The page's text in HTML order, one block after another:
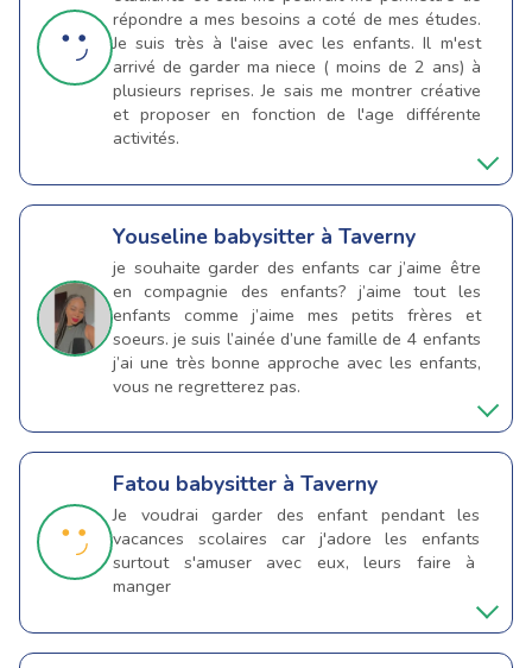
répondre a mes besoins a coté de mes études.
Je suis très à l'aise avec les enfants. Il m'est
arrivé de garder ma niece ( moins de 2 ans) à
plusieurs reprises. Je sais me montrer créative
et proposer en fonction de l'age différente
activités.
Youseline babysitter à Taverny
je souhaite garder des enfants car j’aime être
en compagnie des enfants? j’aime tout les
enfants comme j’aime mes petits frères et
soeurs. je suis l’ainée d’une famille de 4 enfants
j’ai une très bonne approche avec les enfants,
vous ne regretterez pas.
Fatou babysitter à Taverny
Je voudrai garder des enfant pendant les
vacances scolaires car j'adore les enfants
surtout s'amuser avec eux, leurs faire à
manger